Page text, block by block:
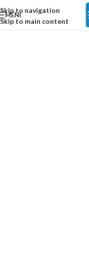
Skip to navigation
Skip to main content
MENI